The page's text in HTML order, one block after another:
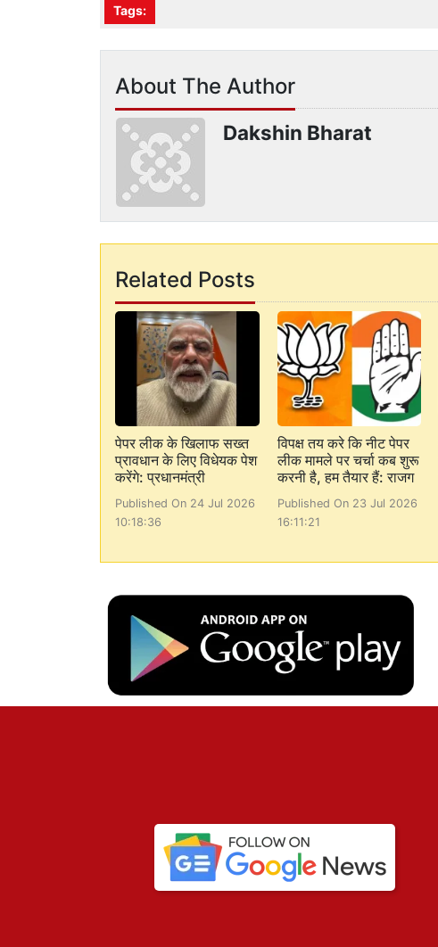
Tags:
About The Author
Dakshin Bharat
Related Posts
पेपर लीक के खिलाफ सख्त
प्रावधान के लिए विधेयक पेश
करेंगे: प्रधानमंत्री
Published On 24 Jul 2026
10:18:36
विपक्ष तय करे कि नीट पेपर
लीक मामले पर चर्चा कब शुरू
करनी है, हम तैयार हैं: राजग
Published On 23 Jul 2026
16:11:21